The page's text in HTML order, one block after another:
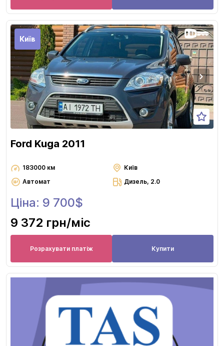
Київ
Ford Kuga 2011
183000 км
Київ
Автомат
Дизель, 2.0
Ціна: 9 700$
9 372 грн/міс
Розрахувати платіж Купити